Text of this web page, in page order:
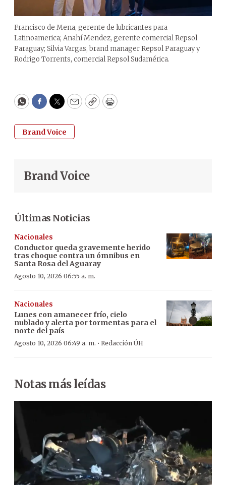
Francisco de Mena, gerente de lubricantes para
Latinoamerica; Anahí Mendez, gerente comercial Repsol
Paraguay; Silvia Vargas, brand manager Repsol Paraguay y
Rodrigo Torrents, comercial Repsol Sudamérica.
WhatsApp
Facebook
Twitter
EmailCopyPrint
Brand Voice
Brand Voice
Últimas Noticias
Nacionales
Conductor queda gravemente herido
tras choque contra un ómnibus en
Santa Rosa del Aguaray
Agosto 10, 2026 06:55 a. m.
Nacionales
Lunes con amanecer frío, cielo
nublado y alerta por tormentas para el
norte del país
Agosto 10, 2026 06:49 a. m. · Redacción ÚH
Notas más leídas